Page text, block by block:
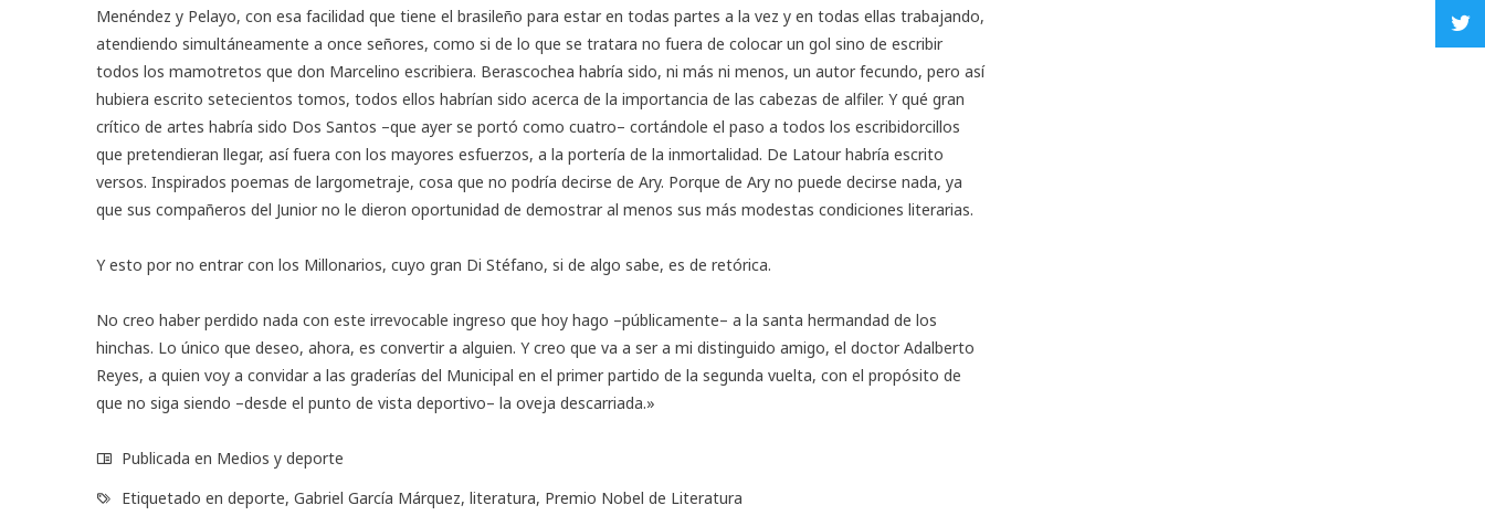
Menéndez y Pelayo, con esa facilidad que tiene el brasileño para estar en todas partes a la vez y en todas ellas trabajando,
atendiendo simultáneamente a once señores, como si de lo que se tratara no fuera de colocar un gol sino de escribir
todos los mamotretos que don Marcelino escribiera. Berascochea habría sido, ni más ni menos, un autor fecundo, pero así
hubiera escrito setecientos tomos, todos ellos habrían sido acerca de la importancia de las cabezas de alfiler. Y qué gran
crítico de artes habría sido Dos Santos –que ayer se portó como cuatro– cortándole el paso a todos los escribidorcillos
que pretendieran llegar, así fuera con los mayores esfuerzos, a la portería de la inmortalidad. De Latour habría escrito
versos. Inspirados poemas de largometraje, cosa que no podría decirse de Ary. Porque de Ary no puede decirse nada, ya
que sus compañeros del Junior no le dieron oportunidad de demostrar al menos sus más modestas condiciones literarias.
Y esto por no entrar con los Millonarios, cuyo gran Di Stéfano, si de algo sabe, es de retórica.
No creo haber perdido nada con este irrevocable ingreso que hoy hago –públicamente– a la santa hermandad de los
hinchas. Lo único que deseo, ahora, es convertir a alguien. Y creo que va a ser a mi distinguido amigo, el doctor Adalberto
Reyes, a quien voy a convidar a las graderías del Municipal en el primer partido de la segunda vuelta, con el propósito de
que no siga siendo –desde el punto de vista deportivo– la oveja descarriada.»
Publicada en Medios y deporte
Etiquetado en deporte, Gabriel García Márquez, literatura, Premio Nobel de Literatura